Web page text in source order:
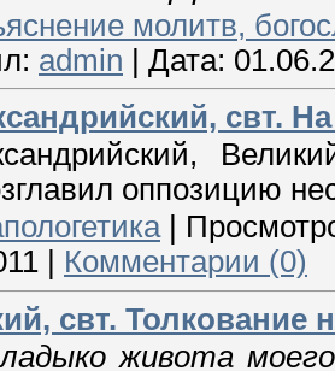
молитв,
admin | Дата:
свт.
оппозицию
|
Комментарии (0)
свт. Толкование
живота